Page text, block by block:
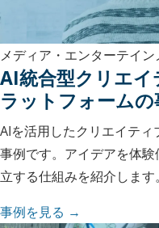
メディア・エンターテイン
AI統合型クリエ
ラットフォームの
AIを活用したクリエイテ
事例です。アイデアを体
立する仕組みを紹介します。
事例を見る →